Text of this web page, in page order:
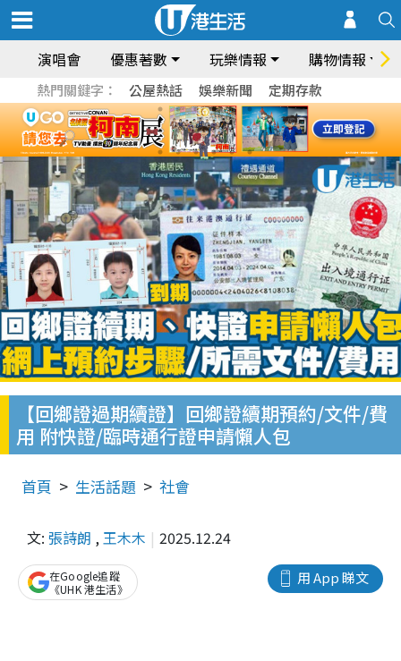
演唱會 優惠著數 玩樂情報 購物情報
熱門關鍵字： 公屋熱話 娛樂新聞 定期存款
【回鄉證過期續證】回鄉證續期預約/文件/費
用 附快證/臨時通行證申請懶人包
首頁 生活話題 社會
文: 張詩朗 ,王木木 2025.12.24
用 App 睇文
在Google追蹤
《UHK 港生活》